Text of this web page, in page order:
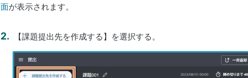
面が表示されます。
【課題提出先を作成する】を選択する。